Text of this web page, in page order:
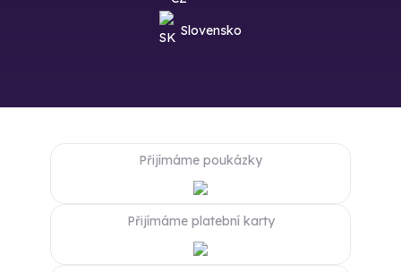
Slovensko
Přijímáme poukázky
Přijímáme platební karty